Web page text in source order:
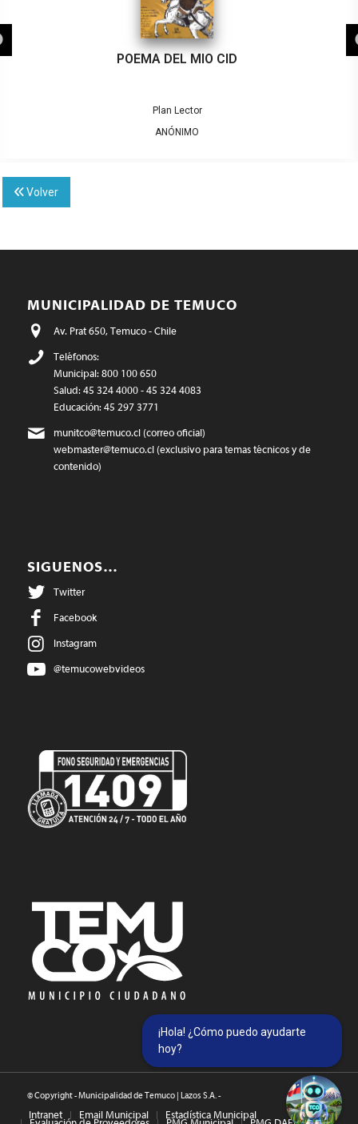
POEMA DEL MIO CID
Plan Lector
ANÓNIMO
Volver
MUNICIPALIDAD DE TEMUCO
Av. Prat 650, Temuco - Chile
Teléfonos:
Municipal: 800 100 650
Salud: 45 324 4000 - 45 324 4083
Educación: 45 297 3771
munitco@temuco.cl(correo oficial)
webmaster@temuco.cl(exclusivo para temas técnicos y de
contenido)
SIGUENOS…
Twitter
Facebook
Instagram
@temucowebvideos
© Copyright - Municipalidad de Temuco | Lazos S.A. -
Intranet Email Municipal Estadística Municipal
¡Hola! ¿Cómo puedo ayudarte
hoy?